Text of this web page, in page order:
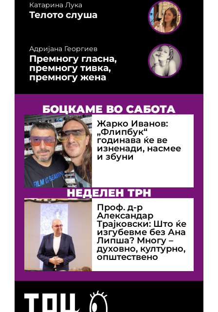
Катарина Лука
Телото слуша
Адријана Георгиев
Премногу гласна,
премногу тивка,
премногу жена
БОЦКАМЕ ВО САБОТА
Жарко Иванов:
„Флипбук“
годинава ќе ве
изненади, насмее
и збуни
НЕДЕЛЕН ТРН
Проф. д-р
Александар
Трајковски: Што ќе
изгубевме без Ана
Липша? Многу –
духовно, културно,
општествено